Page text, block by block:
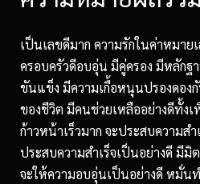
เป็นเลขดีมาก ความรักในค่าหมา
ครอบครัวดีอบอุ่น มีคู่ครอง มีหลัก
ขันแข็ง มีความเกื้อหนุนปรองดอง
ของชีวิต มีคนช่วยเหลืออย่างดีทั้ง
ก้าวหน้าเร็วมาก จะประสบความส
ประสบความสำเร็จเป็นอย่างดี มีมิ
จะให้ความอบอุ่นเป็นอย่างดี หมั่น